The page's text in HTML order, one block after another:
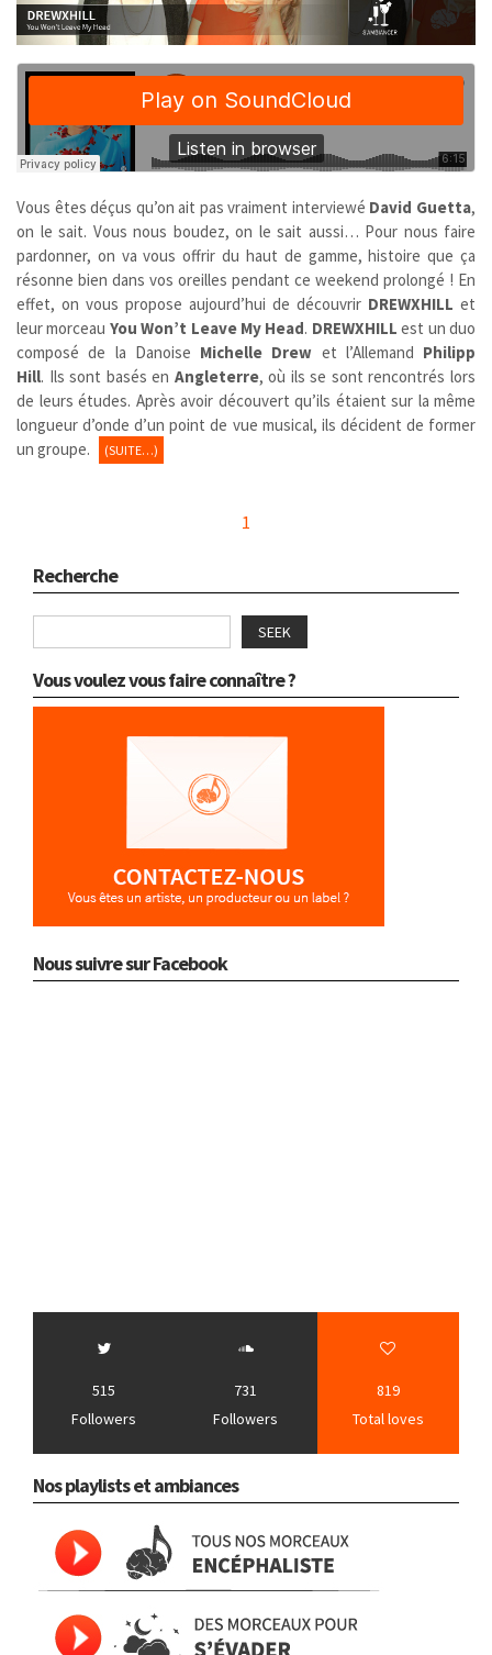
Vous êtes déçus qu’on ait pas vraiment interviewé David Guetta,
on le sait. Vous nous boudez, on le sait aussi… Pour nous faire
pardonner, on va vous offrir du haut de gamme, histoire que ça
résonne bien dans vos oreilles pendant ce weekend prolongé ! En
effet, on vous propose aujourd’hui de découvrir DREWXHILL et
leur morceau You Won’t Leave My Head. DREWXHILL est un duo
composé de la Danoise Michelle Drew et l’Allemand Philipp
Hill. Ils sont basés en Angleterre, où ils se sont rencontrés lors
de leurs études. Après avoir découvert qu’ils étaient sur la même
longueur d’onde d’un point de vue musical, ils décident de former
un groupe.
(SUITE…)
1
Recherche
SEEK
Vous voulez vous faire connaître ?
Nous suivre sur Facebook
515
Followers
731
Followers
819
Total loves
Nos playlists et ambiances